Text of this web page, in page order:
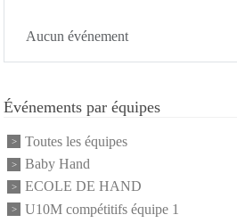
Aucun événement
Événements par équipes
Toutes les équipes
Baby Hand
ECOLE DE HAND
U10M compétitifs équipe 1